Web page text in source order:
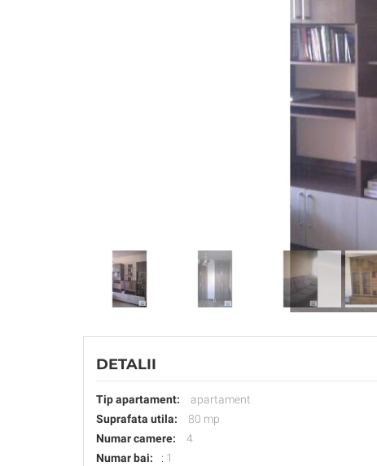
DETALII
Tip apartament:
apartament
Suprafata utila:
80 mp
Numar camere:
4
Numar bai:
: 1